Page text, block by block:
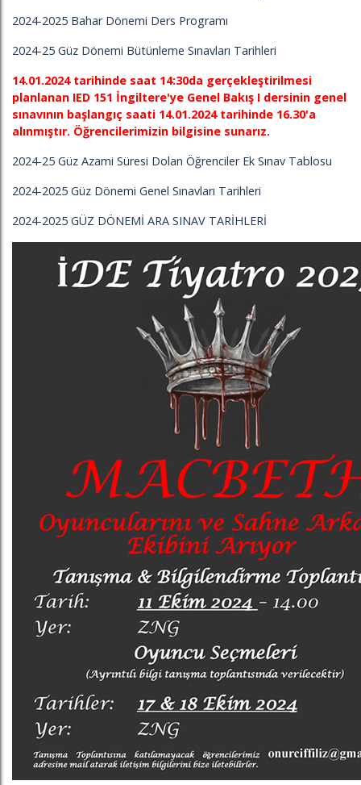
2024-2025 Bahar Dönemi Ders Programı
2024-25 Güz Dönemi Bütünleme Sınavları Tarihleri
14.01.2024 tarihinde saat 14:30da gerçekleştirilmesi
planlanan IED 151 İngiltere'ye Genel Bakış I dersinin genel
sınavının başlangıç saati 14.01.2024 tarihinde 16.30'a
alınmıştır. Öğrencilerimizin bilgisine sunarız.
2024-25 Güz Azami Süresi Dolan Öğrenciler Ek Sınav Tablosu
2024-2025 Güz Dönemi Genel Sınavları Tarihleri
2024-2025 GÜZ DÖNEMİ ARA SINAV TARİHLERİ